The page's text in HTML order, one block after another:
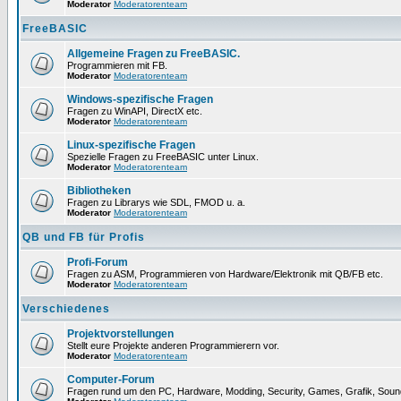
Moderator Moderatorenteam
FreeBASIC
Allgemeine Fragen zu FreeBASIC.
Programmieren mit FB.
Moderator Moderatorenteam
Windows-spezifische Fragen
Fragen zu WinAPI, DirectX etc.
Moderator Moderatorenteam
Linux-spezifische Fragen
Spezielle Fragen zu FreeBASIC unter Linux.
Moderator Moderatorenteam
Bibliotheken
Fragen zu Librarys wie SDL, FMOD u. a.
Moderator Moderatorenteam
QB und FB für Profis
Profi-Forum
Fragen zu ASM, Programmieren von Hardware/Elektronik mit QB/FB etc.
Moderator Moderatorenteam
Verschiedenes
Projektvorstellungen
Stellt eure Projekte anderen Programmierern vor.
Moderator Moderatorenteam
Computer-Forum
Fragen rund um den PC, Hardware, Modding, Security, Games, Grafik,